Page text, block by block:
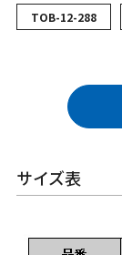
TOB-12-288
サイズ表